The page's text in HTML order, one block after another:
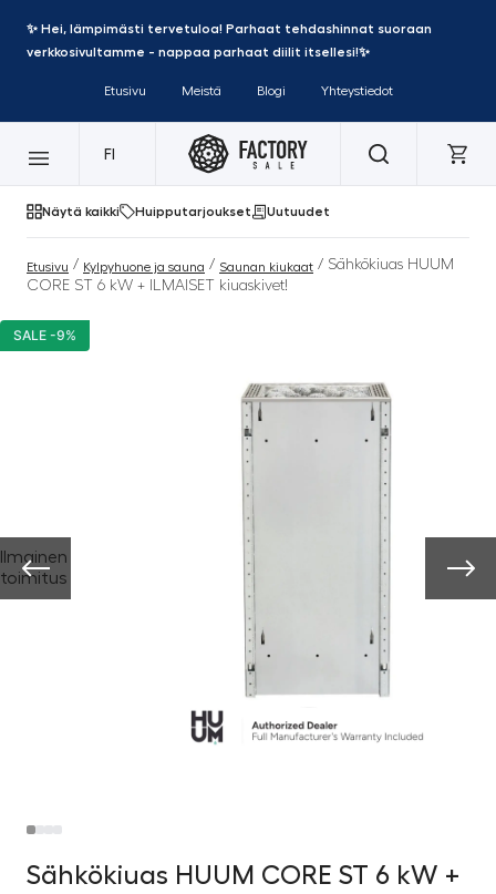
✨ Hei, lämpimästi tervetuloa! Parhaat tehdashinnat suoraan
verkkosivultamme - nappaa parhaat diilit itsellesi!✨
Etusivu Meistä Blogi Yhteystiedot
FI
Näytä kaikki Huipputarjoukset Uutuudet
Etusivu / Kylpyhuone ja sauna / Saunan kiukaat / Sähkökiuas HUUM
CORE ST 6 kW + ILMAISET kiuaskivet!
SALE -9%
Ilmainen
toimitus
Sähkökiuas HUUM CORE ST 6 kW +